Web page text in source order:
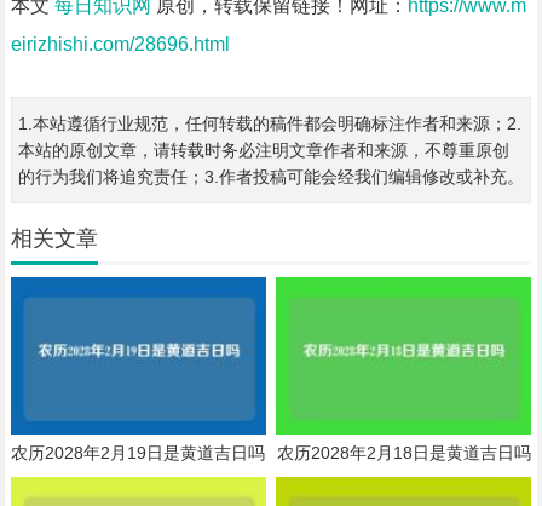
本文 每日知识网 原创，转载保留链接！网址： https://www.m
eirizhishi.com/28696.html
1.本站遵循行业规范，任何转载的稿件都会明确标注作者和来源；2.
本站的原创文章，请转载时务必注明文章作者和来源，不尊重原创
的行为我们将追究责任；3.作者投稿可能会经我们编辑修改或补充。
相关文章
农历2028年2月19日是黄道吉日吗 农历2028年2月18日是黄道吉日吗